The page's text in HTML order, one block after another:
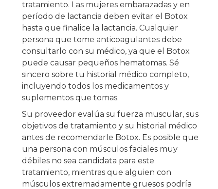
tratamiento. Las mujeres embarazadas y en
período de lactancia deben evitar el Botox
hasta que finalice la lactancia. Cualquier
persona que tome anticoagulantes debe
consultarlo con su médico, ya que el Botox
puede causar pequeños hematomas. Sé
sincero sobre tu historial médico completo,
incluyendo todos los medicamentos y
suplementos que tomas.
Su proveedor evalúa su fuerza muscular, sus
objetivos de tratamiento y su historial médico
antes de recomendarle Botox. Es posible que
una persona con músculos faciales muy
débiles no sea candidata para este
tratamiento, mientras que alguien con
músculos extremadamente gruesos podría